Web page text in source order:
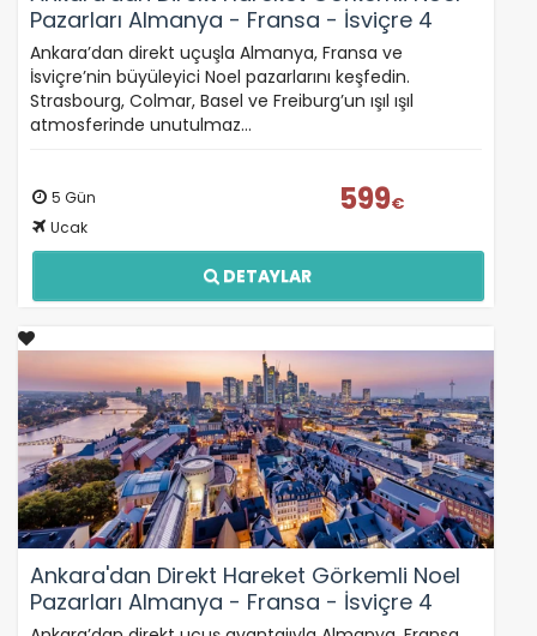
Pazarları Almanya - Fransa - İsviçre 4
Gece - SunExpress ile 30 Kasım Hareket
(Noel Pazarları Özel)
Ankara’dan direkt uçuşla Almanya, Fransa ve
İsviçre’nin büyüleyici Noel pazarlarını keşfedin.
Strasbourg, Colmar, Basel ve Freiburg’un ışıl ışıl
atmosferinde unutulmaz…
5 Gün
Ucak
599€
DETAYLAR
Ankara'dan Direkt Hareket Görkemli Noel
Pazarları Almanya - Fransa - İsviçre 4
Gece - SunExpress ile 03 Aralık Hareket